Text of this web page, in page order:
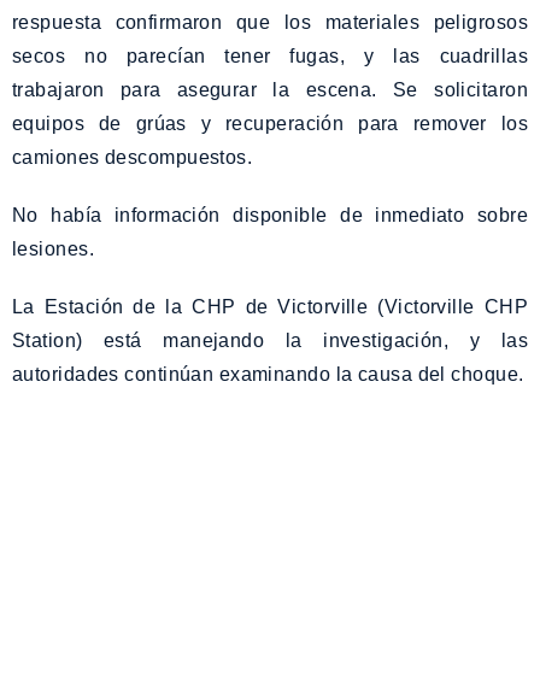
respuesta confirmaron que los materiales peligrosos
secos no parecían tener fugas, y las cuadrillas
trabajaron para asegurar la escena. Se solicitaron
equipos de grúas y recuperación para remover los
camiones descompuestos.
No había información disponible de inmediato sobre
lesiones.
La Estación de la CHP de Victorville (Victorville CHP
Station) está manejando la investigación, y las
autoridades continúan examinando la causa del choque.